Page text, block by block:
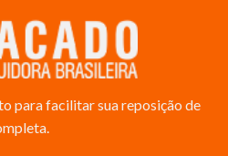
para facilitar sua reposição de